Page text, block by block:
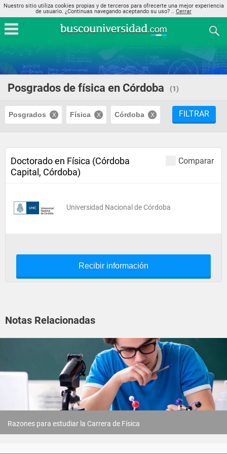
Nuestro sitio utiliza cookies propias y de terceros para ofrecerte una mejor experiencia
de usuario. ¿Continuas navegando aceptando su uso? .. Cerrar
Posgrados de física en Córdoba (1)
Posgrados Física Córdoba FILTRAR
Comparar
Doctorado en Física (Córdoba
Capital, Córdoba)
Universidad Nacional de Córdoba
Recibir información
Notas Relacionadas
Razones para estudiar la Carrera de Física